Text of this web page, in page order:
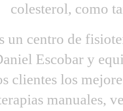
colesterol, como
un centro de
Escobar y
clientes los
manuales,